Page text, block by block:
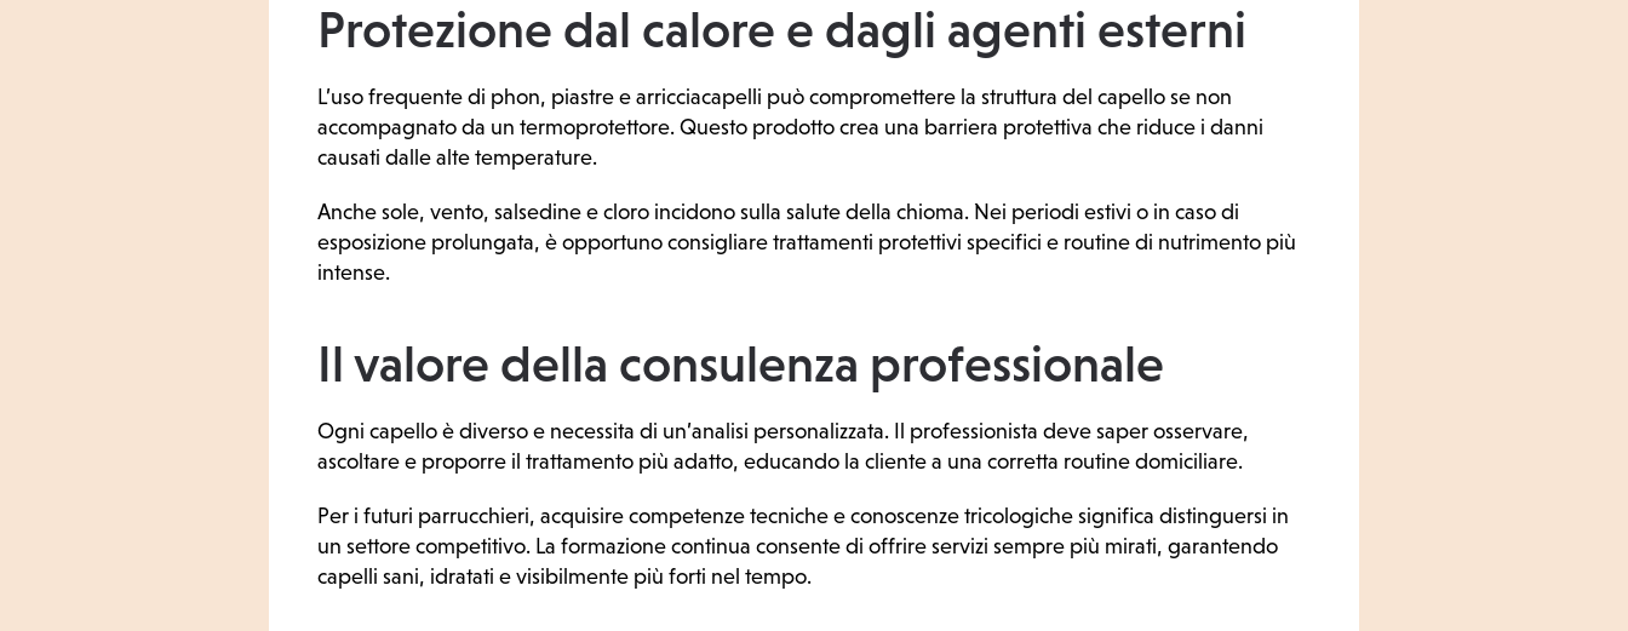
Protezione dal calore e dagli agenti esterni
L’uso frequente di phon, piastre e arricciacapelli può compromettere la struttura del capello se non
accompagnato da un termoprotettore. Questo prodotto crea una barriera protettiva che riduce i danni
causati dalle alte temperature.
Anche sole, vento, salsedine e cloro incidono sulla salute della chioma. Nei periodi estivi o in caso di
esposizione prolungata, è opportuno consigliare trattamenti protettivi specifici e routine di nutrimento più
intense.
Il valore della consulenza professionale
Ogni capello è diverso e necessita di un’analisi personalizzata. Il professionista deve saper osservare,
ascoltare e proporre il trattamento più adatto, educando la cliente a una corretta routine domiciliare.
Per i futuri parrucchieri, acquisire competenze tecniche e conoscenze tricologiche significa distinguersi in
un settore competitivo. La formazione continua consente di offrire servizi sempre più mirati, garantendo
capelli sani, idratati e visibilmente più forti nel tempo.